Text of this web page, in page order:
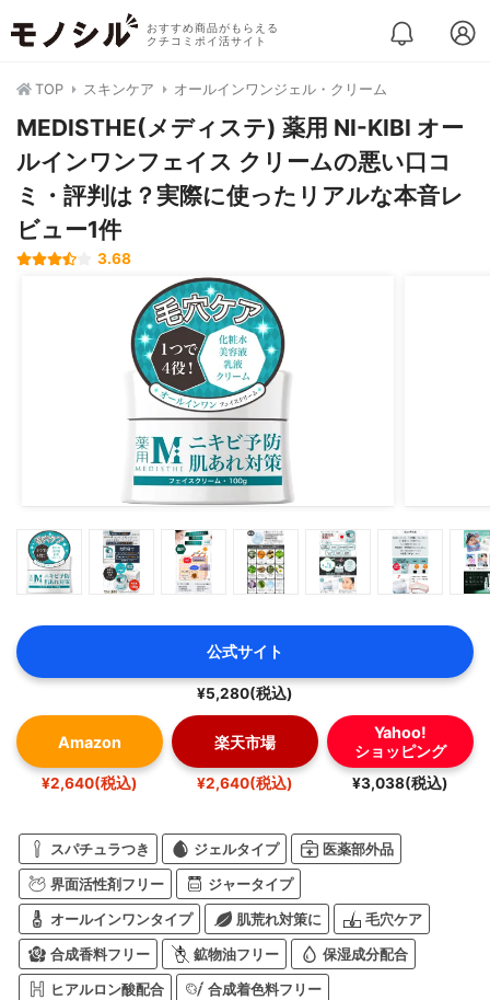
おすすめ商品がもらえる
クチコミポイ活サイト
TOP スキンケア オールインワンジェル・クリーム
MEDISTHE(メディステ) 薬用 NI-KIBI オー
ルインワンフェイス クリームの悪い口コ
ミ・評判は？実際に使ったリアルな本音レ
ビュー1件
3.68
公式サイト
¥5,280(税込)
Amazon
¥2,640(税込)
楽天市場
¥2,640(税込)
Yahoo!
ショッピング
¥3,038(税込)
スパチュラつき ジェルタイプ 医薬部外品
界面活性剤フリー ジャータイプ
オールインワンタイプ 肌荒れ対策に 毛穴ケア
合成香料フリー 鉱物油フリー 保湿成分配合
ヒアルロン酸配合 合成着色料フリー